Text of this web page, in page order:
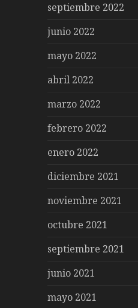
septiembre 2022
junio 2022
mayo 2022
abril 2022
marzo 2022
febrero 2022
enero 2022
diciembre 2021
noviembre 2021
octubre 2021
septiembre 2021
junio 2021
mayo 2021